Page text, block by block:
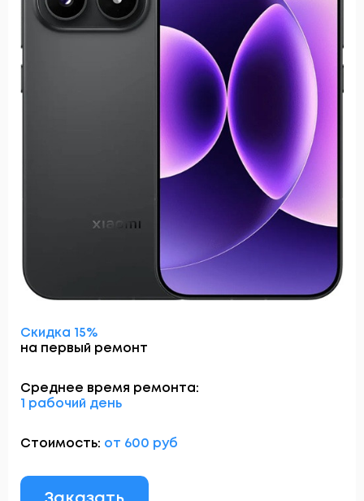
Скидка 15%
на первый ремонт
Среднее время ремонта:
1 рабочий день
Стоимость: от 600 руб